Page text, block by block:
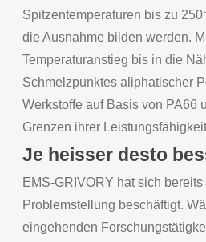
Spitzentemperaturen bis zu
die Ausnahme bilden werden.
Temperaturanstieg bis in die
Schmelzpunktes aliphatischer
Werkstoffe auf Basis von PA66
Grenzen ihrer
Je heisser desto
EMS-GRIVORY hat sich
Problemstellung beschäftigt.
eingehenden